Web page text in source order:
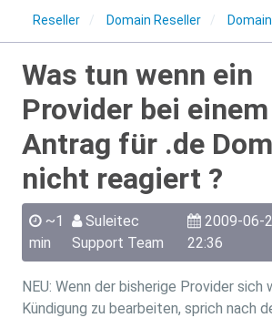
Reseller Domain Reseller
Was tun wenn ein
Provider bei
Antrag für .de
nicht reagiert ?
~1
min
Suleitec
Support Team
2009-06-
22:36
NEU: Wenn der bisherige Provider sich
Kündigung zu bearbeiten, sprich nach